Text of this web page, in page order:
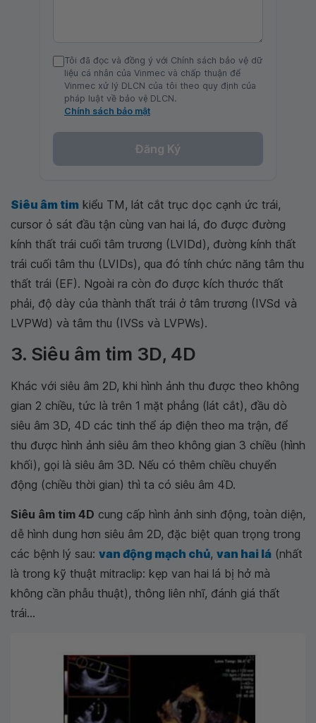
Tôi đã đọc và đồng ý với Chính sách bảo vệ dữ
liệu cá nhân của Vinmec và chấp thuận để
Vinmec xử lý DLCN của tôi theo quy định của
pháp luật về bảo vệ DLCN.
Chính sách bảo mật
Đăng Ký
Siêu âm tim kiểu TM, lát cắt trục dọc cạnh ức trái,
cursor ỏ sát đầu tận cùng van hai lá, đo được đường
kính thất trái cuối tâm trương (LVIDd), đường kính thất
trái cuối tâm thu (LVIDs), qua đó tính chức năng tâm thu
thất trái (EF). Ngoài ra còn đo được kích thước thất
phải, độ dày của thành thất trái ở tâm trương (IVSd và
LVPWd) và tâm thu (IVSs và LVPWs).
3. Siêu âm tim 3D, 4D
Khác với siêu âm 2D, khi hình ảnh thu được theo không
gian 2 chiều, tức là trên 1 mặt phẳng (lát cắt), đầu dò
siêu âm 3D, 4D các tinh thể áp điện theo ma trận, để
thu được hình ảnh siêu âm theo không gian 3 chiều (hình
khối), gọi là siêu âm 3D. Nếu có thêm chiều chuyển
động (chiều thời gian) thì ta có siêu âm 4D.
Siêu âm tim 4D cung cấp hình ảnh sinh động, toàn diện,
dễ hình dung hơn siêu âm 2D, đặc biệt quan trọng trong
các bệnh lý sau: van động mạch chủ, van hai lá (nhất
là trong kỹ thuật mitraclip: kẹp van hai lá bị hở mà
không cần phẫu thuật), thông liên nhĩ, đánh giá thất
trái...